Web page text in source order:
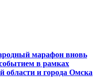
марафон вновь
в рамках
области и города Омска